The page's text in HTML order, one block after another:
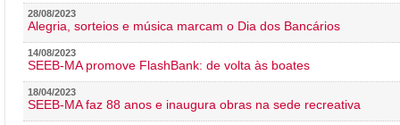
28/08/2023
Alegria, sorteios e música marcam o Dia dos Bancários
14/08/2023
SEEB-MA promove FlashBank: de volta às boates
18/04/2023
SEEB-MA faz 88 anos e inaugura obras na sede recreativa